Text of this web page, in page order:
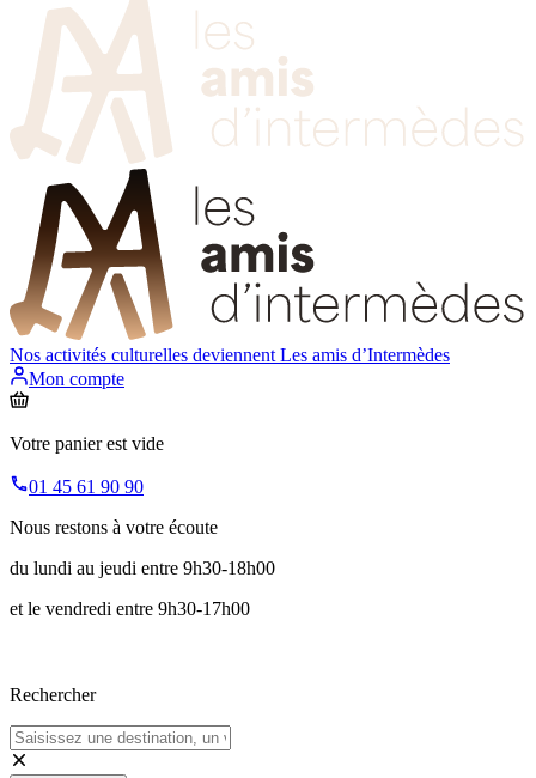
Nos activités culturelles deviennent Les amis d’Intermèdes
Mon compte
Votre panier est vide
01 45 61 90 90
Nous restons à votre écoute
du lundi au jeudi entre 9h30-18h00
et le vendredi entre 9h30-17h00
Rechercher